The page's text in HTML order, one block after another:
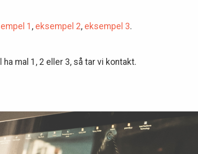
1 , eksempel 2, eksempel 3.
mal 1, 2 eller 3, så tar vi kontakt.